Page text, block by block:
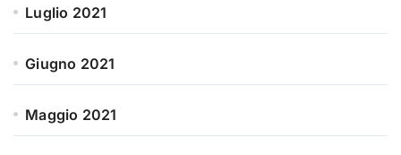
Luglio 2021
Giugno 2021
Maggio 2021